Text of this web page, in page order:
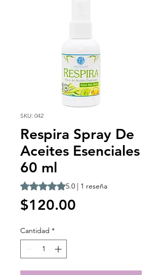
SKU: 042
Respira Spray De
Aceites Esenciales
60 ml
Según 1 reseña, la calificación es de
5.0 | 1 reseña
$120.00
Cantidad *